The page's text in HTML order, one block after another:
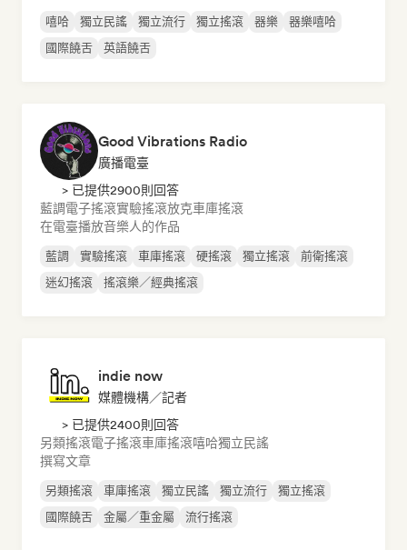
嘻哈 獨立民謠 獨立流行 獨立搖滾 器樂
器樂嘻哈
國際饒舌
英語饒舌
Good Vibrations Radio
廣播電臺
> 已提供2900則回答
藍調電子搖滾實驗搖滾放克車庫搖滾
在電臺播放音樂人的作品
藍調 實驗搖滾 車庫搖滾 硬搖滾 獨立搖滾
前衛搖滾
迷幻搖滾
搖滾樂／經典搖滾
indie now
媒體機構／記者
> 已提供2400則回答
另類搖滾電子搖滾車庫搖滾嘻哈獨立民謠
撰寫文章
另類搖滾 車庫搖滾 獨立民謠 獨立流行
獨立搖滾
國際饒舌
金屬／重金屬 流行搖滾